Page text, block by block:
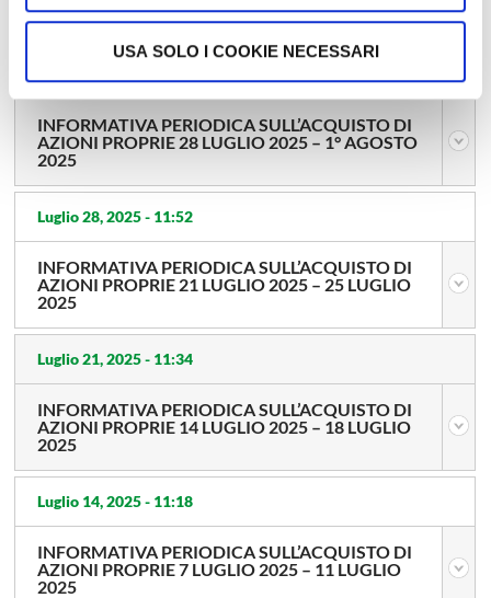
USA SOLO I COOKIE NECESSARI
2025
INFORMATIVA PERIODICA SULL’ACQUISTO DI
AZIONI PROPRIE 28 LUGLIO 2025 – 1° AGOSTO
2025
Luglio 28, 2025 - 11:52
INFORMATIVA PERIODICA SULL’ACQUISTO DI
AZIONI PROPRIE 21 LUGLIO 2025 – 25 LUGLIO
2025
Luglio 21, 2025 - 11:34
INFORMATIVA PERIODICA SULL’ACQUISTO DI
AZIONI PROPRIE 14 LUGLIO 2025 – 18 LUGLIO
2025
Luglio 14, 2025 - 11:18
INFORMATIVA PERIODICA SULL’ACQUISTO DI
AZIONI PROPRIE 7 LUGLIO 2025 – 11 LUGLIO
2025